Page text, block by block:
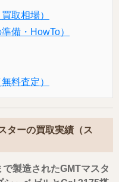
取相場）
備・HowTo）
料査定）
ターの買取実績（ス
製造されたGMTマスタ